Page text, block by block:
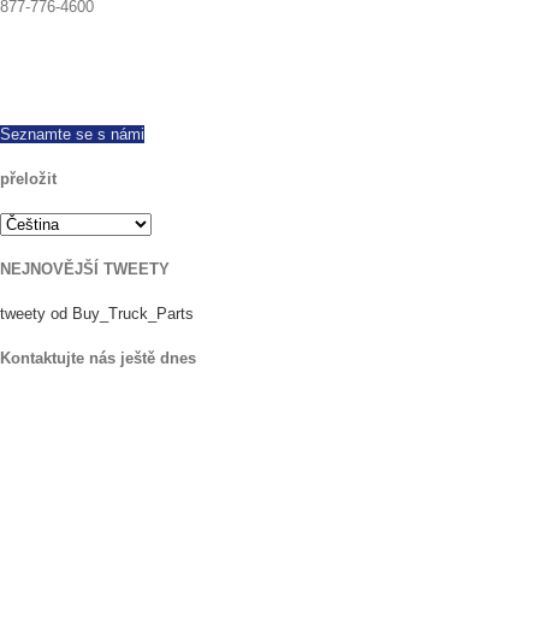
Seznamte se s námi
přeložit
NEJNOVĚJŠÍ TWEETY
tweety od Buy_Truck_Parts
Kontaktujte nás ještě dnes